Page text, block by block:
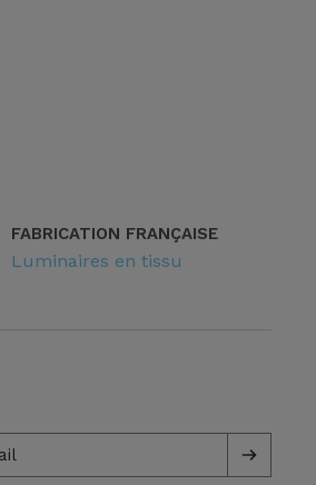
FABRICATION FRANÇAISE
Luminaires en tissu